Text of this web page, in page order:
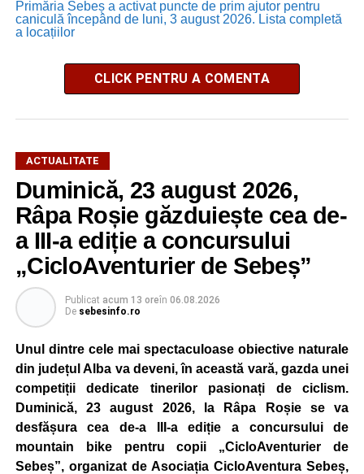
Primăria Sebeș a activat puncte de prim ajutor pentru
caniculă începând de luni, 3 august 2026. Lista completă
a locațiilor
CLICK PENTRU A COMENTA
ACTUALITATE
Duminică, 23 august 2026,
Râpa Roșie găzduiește cea de-
a III-a ediție a concursului
„CicloAventurier de Sebeș”
Publicat acum 13 oreîn 06.08.2026
De sebesinfo.ro
Unul dintre cele mai spectaculoase obiective naturale
din județul Alba va deveni, în această vară, gazda unei
competiții dedicate tinerilor pasionați de ciclism.
Duminică, 23 august 2026, la Râpa Roșie se va
desfășura cea de-a III-a ediție a concursului de
mountain bike pentru copii „CicloAventurier de
Sebeș”, organizat de Asociația CicloAventura Sebeș,